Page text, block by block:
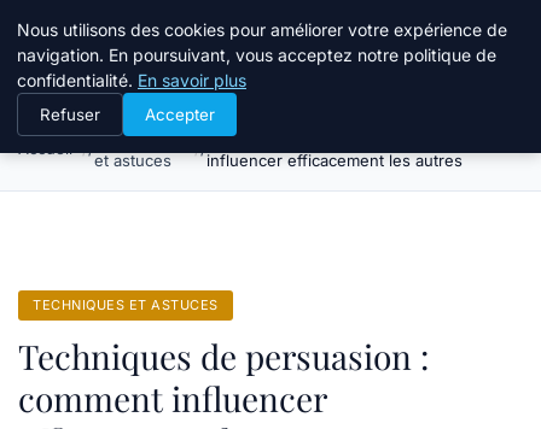
Bible Telemarketing
Techniques
et astuces
Techniques de persuasion : comment
influencer efficacement les autres
TECHNIQUES ET ASTUCES
Techniques de persuasion :
comment influencer
Nous utilisons des cookies pour améliorer votre expérience de
navigation. En poursuivant, vous acceptez notre politique de
confidentialité. En savoir plus
Refuser Accepter